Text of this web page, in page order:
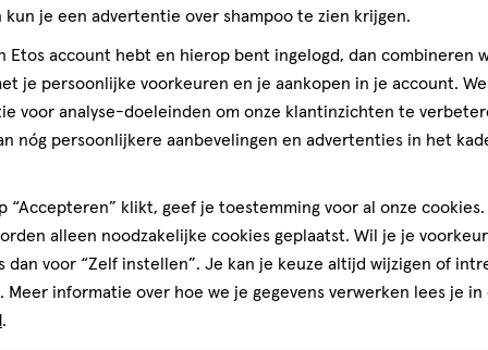
toevoegen
aan
verlanglijst
kun je een advertentie over shampoo te zien krijgen.
Etos account hebt en hierop bent ingelogd, dan combineren
je persoonlijke voorkeuren en je aankopen in je account.
voor analyse-doeleinden om onze klantinzichten te
nóg persoonlijkere aanbevelingen en advertenties in het
“Accepteren” klikt, geef je toestemming voor al onze cookies.
alleen noodzakelijke cookies geplaatst. Wil je je
dan voor “Zelf instellen”. Je kan je keuze altijd wijzigen of
. Meer informatie over hoe we je gegevens verwerken lees je in
.